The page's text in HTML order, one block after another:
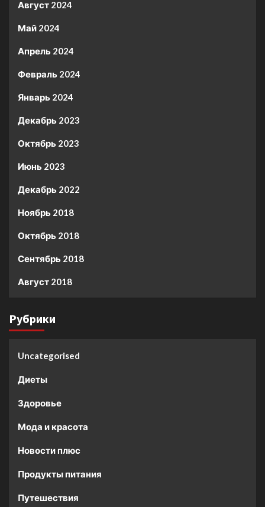
Август 2024
Май 2024
Апрель 2024
Февраль 2024
Январь 2024
Декабрь 2023
Октябрь 2023
Июнь 2023
Декабрь 2022
Ноябрь 2018
Октябрь 2018
Сентябрь 2018
Август 2018
Рубрики
Uncategorised
Диеты
Здоровье
Мода и красота
Новости плюс
Продукты питания
Путешествия